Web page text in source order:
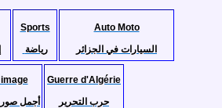
Sports
رياضة
Auto Moto
السيارات في الجزائر
أجمل صور
Guerre d'Algérie
حرب التحرير